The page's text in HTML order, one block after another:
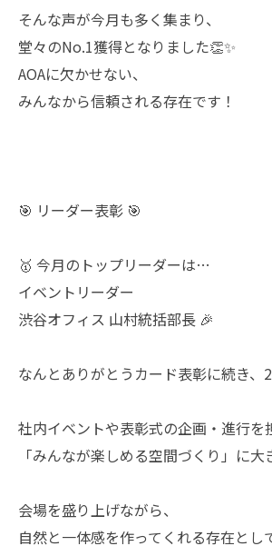
そんな声が今月も多く集まり、
堂々のNo.1獲得となりました👏✨
AOAに欠かせない、
みんなから信頼される存在です！
🎯 リーダー表彰 🎯
🥇 今月のトップリーダーは…
イベントリーダー
渋谷オフィス 山村統括部長 🎉
なんとありがとうカード表彰に続き、
社内イベントや表彰式の企画・進行を
「みんなが楽しめる空間づくり」に大
会場を盛り上げながら、
自然と一体感を作ってくれる存在とし